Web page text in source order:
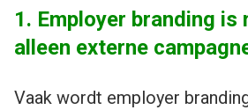
1. Employer branding is
alleen externe
Vaak wordt employer